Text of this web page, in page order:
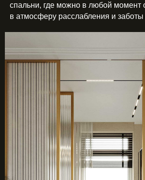
спальни, где можно в любой момент
в атмосферу расслабления и заботы